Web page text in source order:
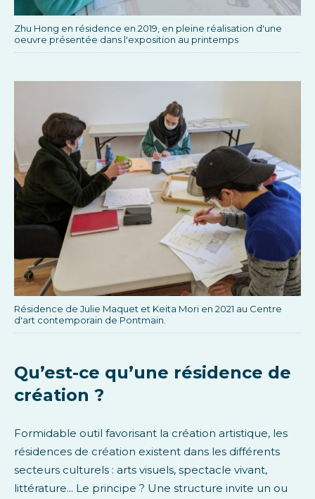
Zhu Hong en résidence en 2019, en pleine réalisation d'une
oeuvre présentée dans l'exposition au printemps
Résidence de Julie Maquet et Keita Mori en 2021 au Centre
d'art contemporain de Pontmain.
Qu’est-ce qu’une résidence de
création ?
Formidable outil favorisant la création artistique, les
résidences de création existent dans les différents
secteurs culturels : arts visuels, spectacle vivant,
littérature... Le principe ? Une structure invite un ou